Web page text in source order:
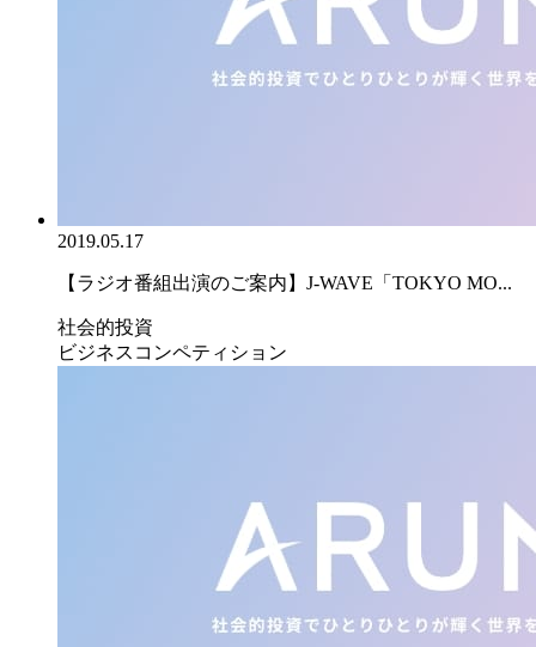
2019.05.17
【ラジオ番組出演のご案内】J-WAVE「TOKYO MO...
社会的投資
ビジネスコンペティション